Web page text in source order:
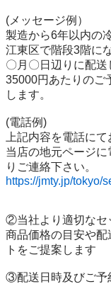
(メッセージ例）
製造から6年以内の
江東区で階段3階に
〇月〇日辺りに配送
35000円あたりのご
します。
(電話例)
上記内容を電話にて
当店の地元ページ
https://jmty.jp/tokyo/
②当社より適切なセ
商品価格の目安や
トをご提案します
③配送日時及びご予